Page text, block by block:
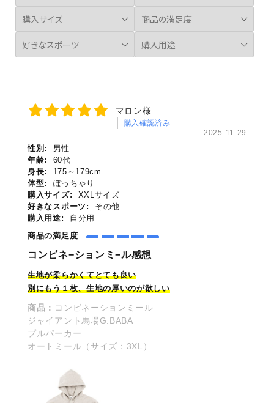
マロン様
購入確認済み
2025-11-29
性別:
男性
年齢:
60代
身長:
175～179cm
体型:
ぽっちゃり
購入サイズ:
XXLサイズ
好きなスポーツ:
その他
購入用途:
自分用
商品の満足度
コンビネ−ションミ−ル感想
生地が柔らかくてとても良い
別にもう１枚、生地の厚いのが欲しい
商品： コンビネーションミール
ジャイアント馬場G.BABA
プルパーカー
オートミール（サイズ：3XL）